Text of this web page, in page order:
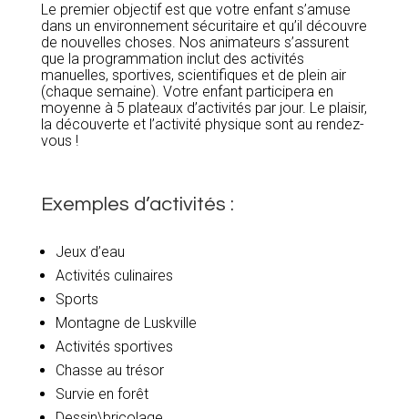
Le premier objectif est que votre enfant s’amuse
dans un environnement sécuritaire et qu’il découvre
de nouvelles choses. Nos animateurs s’assurent
que la programmation inclut des activités
manuelles, sportives, scientifiques et de plein air
(chaque semaine). Votre enfant participera en
moyenne à 5 plateaux d’activités par jour. Le plaisir,
la découverte et l’activité physique sont au rendez-
vous !
Exemples d’activités :
Jeux d’eau
Activités culinaires
Sports
Montagne de Luskville
Activités sportives
Chasse au trésor
Survie en forêt